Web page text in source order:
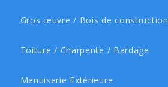
Gros œuvre / Bois de construction
Toiture / Charpente / Bardage
Menuiserie Extérieure